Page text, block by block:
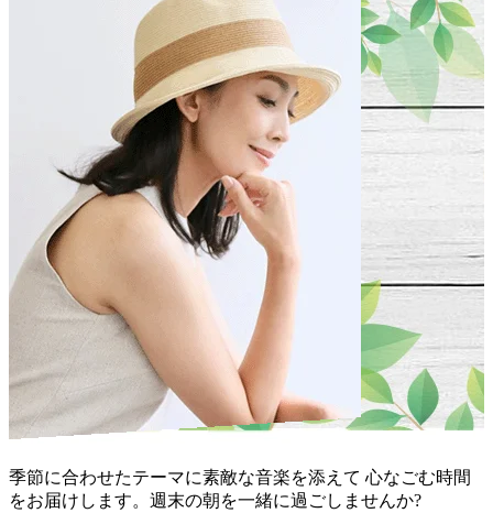
季節に合わせたテーマに素敵な音楽を添えて 心なごむ時間
をお届けします。週末の朝を一緒に過ごしませんか?